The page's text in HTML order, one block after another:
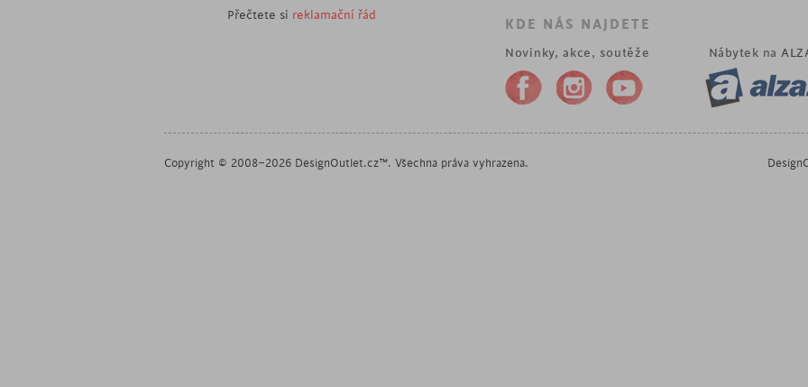
Přečtete si reklamační řád
KDE NÁS NAJDETE
Novinky, akce, soutěže Nábytek na
Copyright © 2008–2026 DesignOutlet.cz™. Všechna práva vyhrazena.